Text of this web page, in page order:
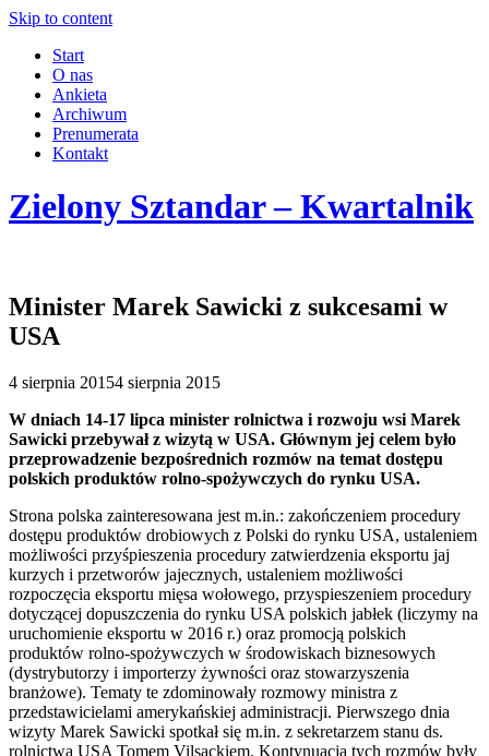
Skip to content
Start
O nas
Ankieta
Archiwum
Prenumerata
Kontakt
Zielony Sztandar – Kwartalnik
Minister Marek Sawicki z sukcesami w
USA
4 sierpnia 20154 sierpnia 2015
W dniach 14-17 lipca minister rolnictwa i rozwoju wsi Marek
Sawicki przebywał z wizytą w USA. Głównym jej celem było
przeprowadzenie bezpośrednich rozmów na temat dostępu
polskich produktów rolno-spożywczych do rynku USA.
Strona polska zainteresowana jest m.in.: zakończeniem procedury
dostępu produktów drobiowych z Polski do rynku USA, ustaleniem
możliwości przyśpieszenia procedury zatwierdzenia eksportu jaj
kurzych i przetworów jajecznych, ustaleniem możliwości
rozpoczęcia eksportu mięsa wołowego, przyspieszeniem procedury
dotyczącej dopuszczenia do rynku USA polskich jabłek (liczymy na
uruchomienie eksportu w 2016 r.) oraz promocją polskich
produktów rolno-spożywczych w środowiskach biznesowych
(dystrybutorzy i importerzy żywności oraz stowarzyszenia
branżowe). Tematy te zdominowały rozmowy ministra z
przedstawicielami amerykańskiej administracji. Pierwszego dnia
wizyty Marek Sawicki spotkał się m.in. z sekretarzem stanu ds.
rolnictwa USA Tomem Vilsackiem. Kontynuacją tych rozmów były